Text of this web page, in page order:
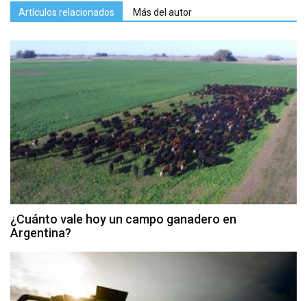
Artículos relacionados Más del autor
¿Cuánto vale hoy un campo ganadero en
Argentina?